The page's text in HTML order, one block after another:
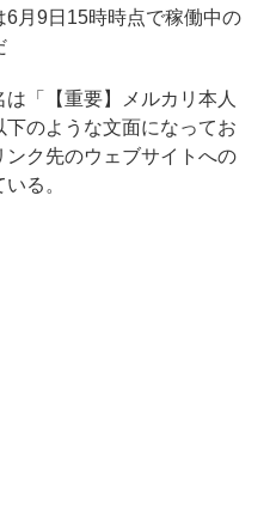
月9日15時時点で稼働中の
「【重要】メルカリ本人
のような文面になってお
ンク先のウェブサイトへの
る。